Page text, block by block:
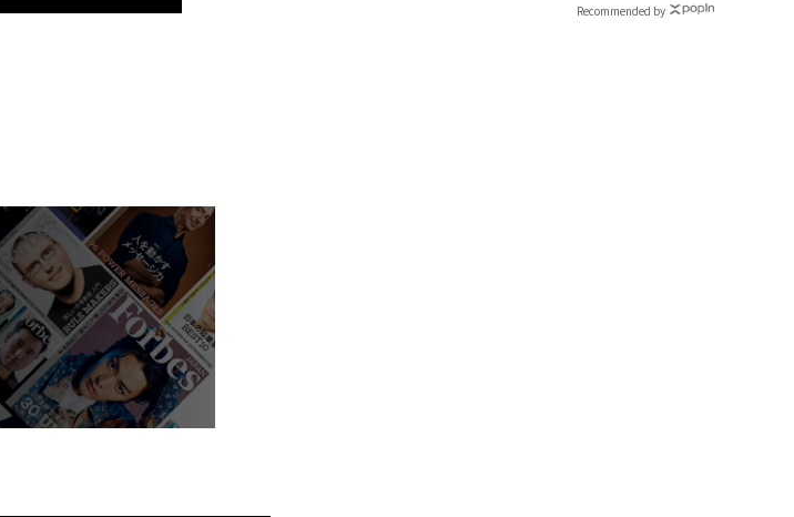
Recommended by